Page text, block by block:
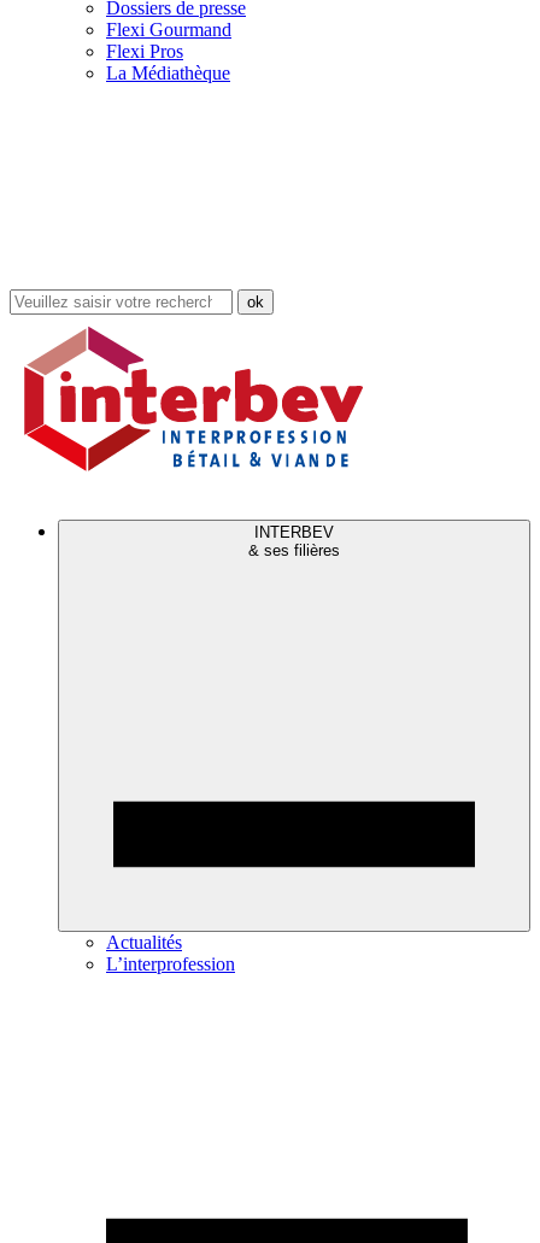
Dossiers de presse
Flexi Gourmand
Flexi Pros
La Médiathèque
Rechercher
dans
site
INTERBEV
& ses filières
Actualités
L’interprofession